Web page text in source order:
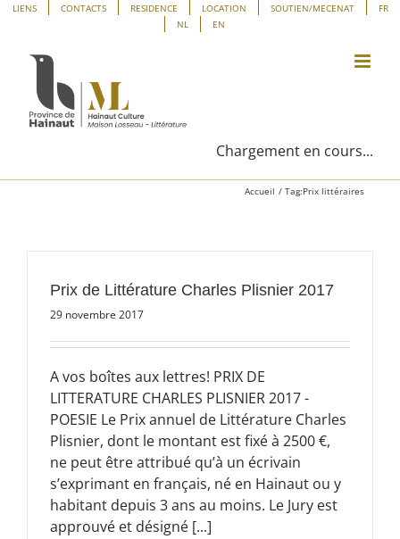
Panneau de gestion des cookies
Passer
contenu
LIENS CONTACTS RESIDENCE LOCATION SOUTIEN/MECENAT
FR
NL
EN
Chargement en cours...
Accueil Tag:Prix littéraires
Prix de Littérature Charles Plisnier 2017
29 novembre 2017
A vos boîtes aux lettres! PRIX DE
LITTERATURE CHARLES PLISNIER 2017 -
POESIE Le Prix annuel de Littérature Charles
Plisnier, dont le montant est fixé à 2500 €,
ne peut être attribué qu’à un écrivain
s’exprimant en français, né en Hainaut ou y
habitant depuis 3 ans au moins. Le Jury est
approuvé et désigné [...]